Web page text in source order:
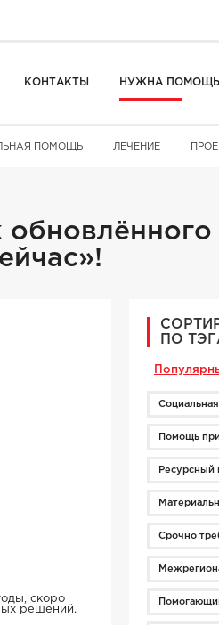
КОНТАКТЫ НУЖНА
ПОМОЩЬ ЛЕЧЕНИЕ
скоро
решений.
ПО
Помощь
Ресурсный
Срочно